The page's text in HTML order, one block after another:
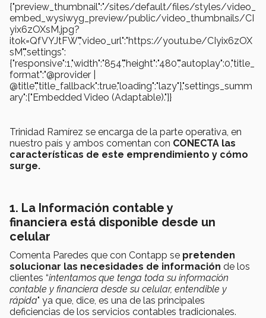
{"preview_thumbnail":"/sites/default/files/styles/video_
embed_wysiwyg_preview/public/video_thumbnails/CI
yix6zOXsM.jpg?
itok=QfVYJtFW","video_url":"https://youtu.be/CIyix6zOX
sM","settings":
{"responsive":1,"width":"854","height":"480","autoplay":0,"title_
format":"@provider |
@title","title_fallback":true,"loading":"lazy"},"settings_summ
ary":["Embedded Video (Adaptable)."]}
Trinidad Ramírez se encarga de la parte operativa, en
nuestro país y ambos comentan con CONECTA las
características de este emprendimiento y cómo
surge.
1. La Información contable y
financiera está disponible desde un
celular
Comenta Paredes que con Contapp se pretenden
solucionar las necesidades de información de los
clientes “intentamos que tenga toda su información
contable y financiera desde su celular, entendible y
rápida" ya que, dice, es una de las principales
deficiencias de los servicios contables tradicionales.